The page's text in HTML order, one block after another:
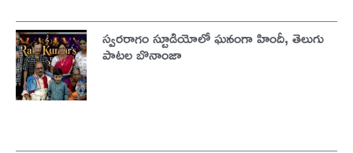
స్వరరాగం స్టూడియోలో ఘనంగా హిందీ, తెలుగు
పాటల బొనాంజా